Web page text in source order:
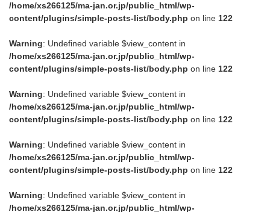
/home/xs266125/ma-jan.or.jp/public_html/wp-
content/plugins/simple-posts-list/body.php on line 122
Warning: Undefined variable $view_content in
/home/xs266125/ma-jan.or.jp/public_html/wp-
content/plugins/simple-posts-list/body.php on line 122
Warning: Undefined variable $view_content in
/home/xs266125/ma-jan.or.jp/public_html/wp-
content/plugins/simple-posts-list/body.php on line 122
Warning: Undefined variable $view_content in
/home/xs266125/ma-jan.or.jp/public_html/wp-
content/plugins/simple-posts-list/body.php on line 122
Warning: Undefined variable $view_content in
/home/xs266125/ma-jan.or.jp/public_html/wp-